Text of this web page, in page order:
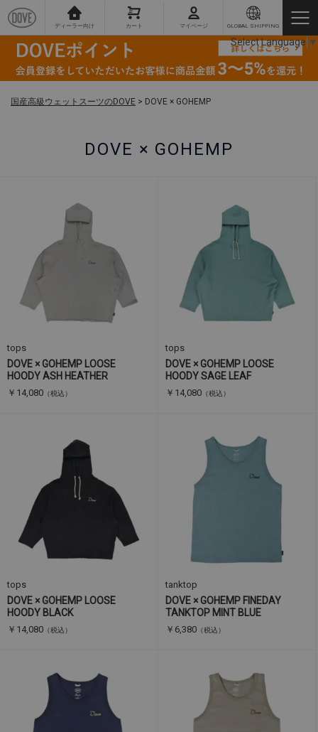
ディーラー向け カート マイページ GLOBAL SHIPPING
国産高級ウェットスーツのDOVE > DOVE × GOHEMP
DOVE × GOHEMP
tops
DOVE × GOHEMP LOOSE
HOODY ASH HEATHER
￥14,080 （税込）
tops
DOVE × GOHEMP LOOSE
HOODY SAGE LEAF
￥14,080 （税込）
tops
DOVE × GOHEMP LOOSE
HOODY BLACK
￥14,080 （税込）
tanktop
DOVE × GOHEMP FINEDAY
TANKTOP MINT BLUE
￥6,380 （税込）
Select Language ▼